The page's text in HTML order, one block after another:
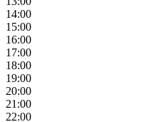
14:00
15:00
16:00
17:00
18:00
19:00
20:00
21:00
22:00